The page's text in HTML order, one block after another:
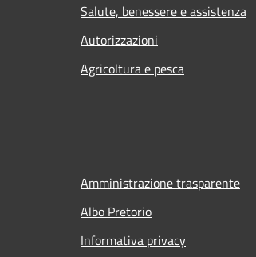
Salute, benessere e assistenza
Autorizzazioni
Agricoltura e pesca
Amministrazione trasparente
Albo Pretorio
Informativa privacy